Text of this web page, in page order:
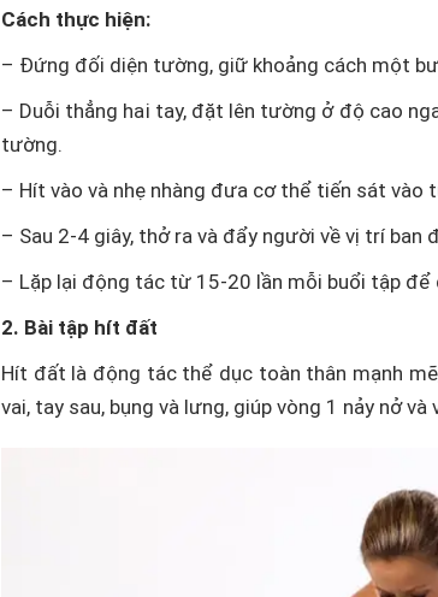
Cách thực hiện:
– Đứng đối diện tường, giữ khoảng cách một
– Duỗi thẳng hai tay, đặt lên tường ở độ cao
tường.
– Hít vào và nhẹ nhàng đưa cơ thể tiến sát vào
– Sau 2-4 giây, thở ra và đẩy người về vị trí ban
– Lặp lại động tác từ 15-20 lần mỗi buổi tập
2. Bài tập hít đất
Hít đất là động tác thể dục toàn thân mạnh
vai, tay sau, bụng và lưng, giúp vòng 1 nảy nở và